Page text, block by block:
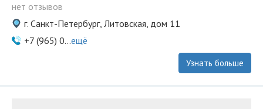
нет отзывов
г. Санкт-Петербург, Литовская, дом 11
+7 (965) 0...ещё
Узнать больше